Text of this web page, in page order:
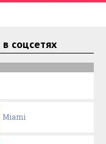
соцсетях
Miami